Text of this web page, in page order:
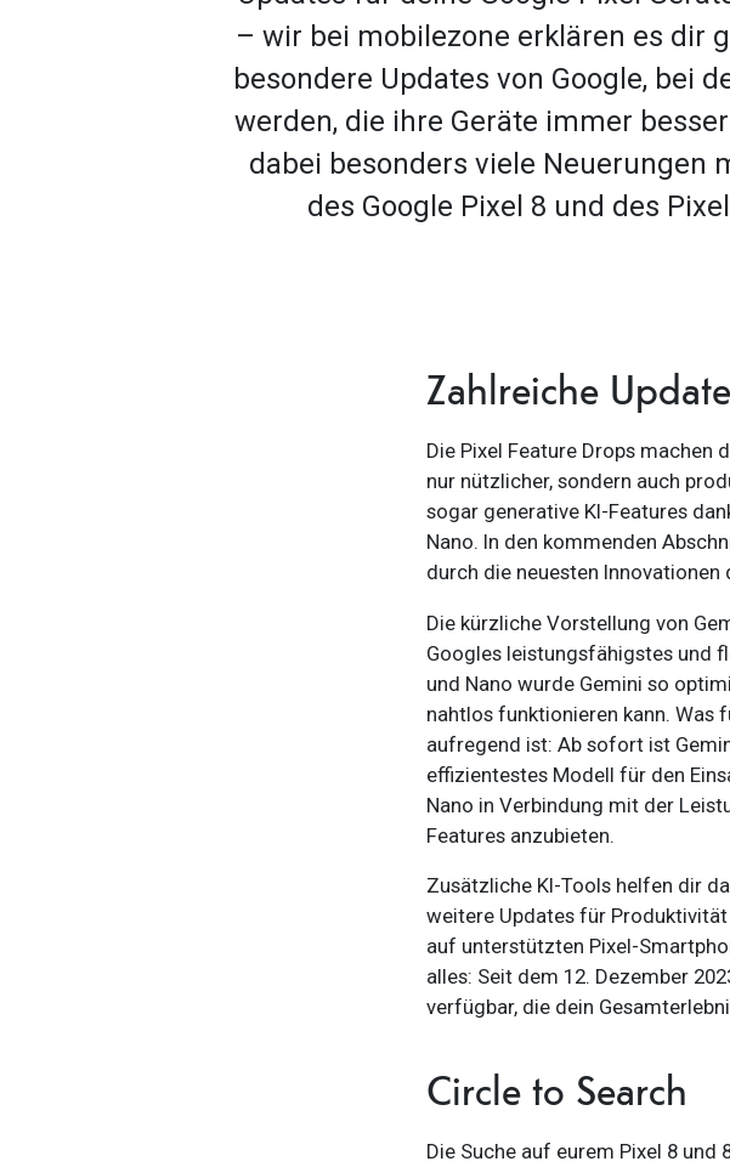
– wir bei mobilezone erklären es dir
besondere Updates von Google, bei
werden, die ihre Geräte immer
dabei besonders viele Neuerungen
des Google Pixel 8 und des
Zahlreiche
Die Pixel Feature Drops machen
nur nützlicher, sondern auch
sogar generative KI-Features
Nano. In den kommenden
durch die neuesten
Die kürzliche Vorstellung von
Googles leistungsfähigstes und
und Nano wurde Gemini so
nahtlos funktionieren kann. Was
aufregend ist: Ab sofort ist
effizientestes Modell für den
Nano in Verbindung mit der
Features anzubieten.
Zusätzliche KI-Tools helfen dir
weitere Updates für
auf unterstützten Pixel-
alles: Seit dem 12. Dezember
verfügbar, die dein
Circle to Search
Die Suche auf eurem Pixel 8